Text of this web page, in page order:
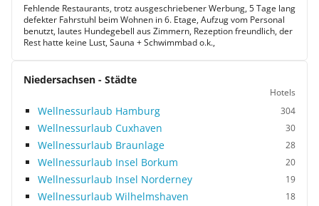
Fehlende Restaurants, trotz ausgeschriebener Werbung, 5 Tage lang
defekter Fahrstuhl beim Wohnen in 6. Etage, Aufzug vom Personal
benutzt, lautes Hundegebell aus Zimmern, Rezeption freundlich, der
Rest hatte keine Lust, Sauna + Schwimmbad o.k.,
Niedersachsen - Städte
Hotels
Wellnessurlaub Hamburg 304
Wellnessurlaub Cuxhaven 30
Wellnessurlaub Braunlage 28
Wellnessurlaub Insel Borkum 20
Wellnessurlaub Insel Norderney 19
Wellnessurlaub Wilhelmshaven 18